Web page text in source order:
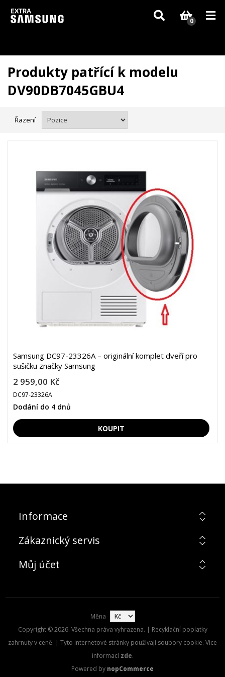
Vzhledem k aktuální situaci se může dodání dílů, které nejsou skladem,
zpozdit. Děkujeme za pochopení.
0
Produkty patřící k modelu
DV90DB7045GBU4
Řazení
Samsung DC97-23326A – originální komplet dveří pro
sušičku značky Samsung
2 959,00 Kč
DC97-23326A
Dodání do 4 dnů
Informace
Zákaznický servis
Můj účet
Měna
Copyright © 2026. Všechna práva vyhrazena. | Recyklační poplatky
zahrnuty v ceně. | Tyto internetové stránky používají soubory cookie. Více
informací zde.
Powered by nopCommerce